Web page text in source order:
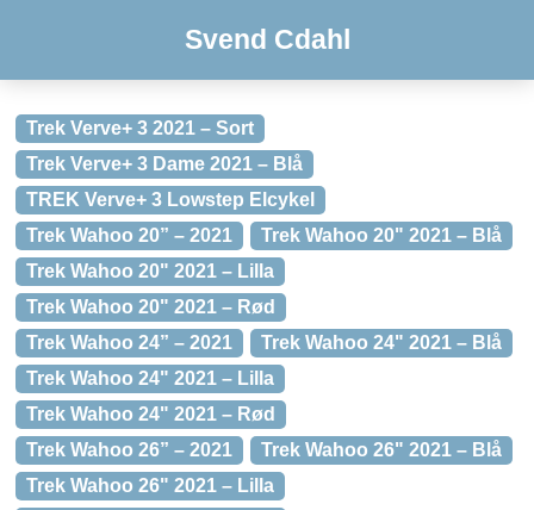
Svend Cdahl
Trek Verve+ 3 2021 – Sort
Trek Verve+ 3 Dame 2021 – Blå
TREK Verve+ 3 Lowstep Elcykel
Trek Wahoo 20” – 2021
Trek Wahoo 20" 2021 – Blå
Trek Wahoo 20" 2021 – Lilla
Trek Wahoo 20" 2021 – Rød
Trek Wahoo 24” – 2021
Trek Wahoo 24" 2021 – Blå
Trek Wahoo 24" 2021 – Lilla
Trek Wahoo 24" 2021 – Rød
Trek Wahoo 26” – 2021
Trek Wahoo 26" 2021 – Blå
Trek Wahoo 26" 2021 – Lilla